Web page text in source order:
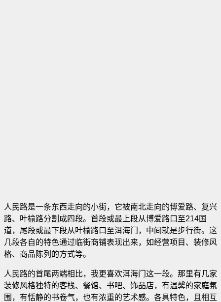
人民路是一条东西走向的小街，它被南北走向的博爱路、复兴
路、叶榆路分割成四段。首段或最上段从博爱路口至214国
道，尾段或最下段从叶榆路口至洱海门，中间就是步行街。这
几段各自的特色通过临街商铺表现出来，如经营项目、装修风
格、商品陈列的方式等。
人民路的首尾两端相比，我更喜欢洱海门这一段。那里有几家
装修风格独特的客栈、餐馆、书吧、饰品店，有温馨的家庭氛
围，有恬静的书卷气，也有浓重的艺术感。各具特色，且相互